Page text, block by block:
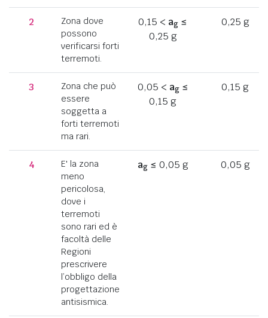
2
Zona dove
possono
verificarsi forti
terremoti.
0,15 < ag ≤
0,25 g
0,25 g
3
Zona che può
essere
soggetta a
forti terremoti
ma rari.
0,05 < ag≤
0,15 g
0,15 g
4
E' la zona
meno
pericolosa,
dove i
terremoti
sono rari ed è
facoltà delle
Regioni
prescrivere
l’obbligo della
progettazione
antisismica.
ag≤ 0,05 g 0,05 g